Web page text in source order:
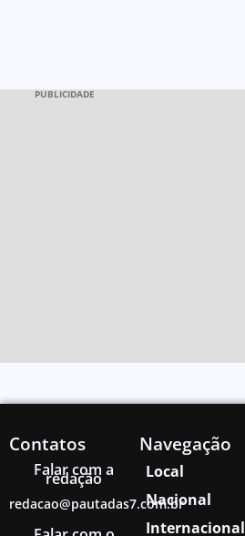
PUBLICIDADE
Contatos
Falar com a
redação
redacao@pautadas7.com.br
Navegação
Local
Nacional
Internacional